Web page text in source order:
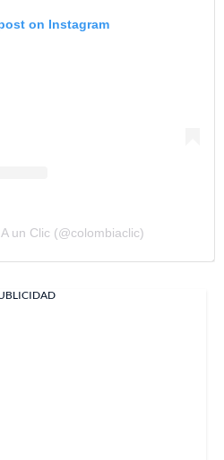
on Instagram
un Clic (@colombiaclic)